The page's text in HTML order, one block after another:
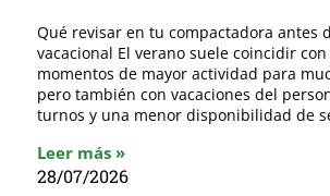
Qué revisar en tu compactadora antes
vacacional El verano suele coincidir
momentos de mayor actividad para
pero también con vacaciones del
turnos y una menor disponibilidad de
Leer más »
28/07/2026